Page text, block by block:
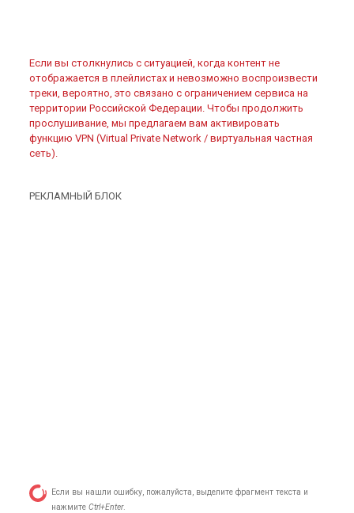
Если вы столкнулись с ситуацией, когда контент не
отображается в плейлистах и невозможно воспроизвести
треки, вероятно, это связано с ограничением сервиса на
территории Российской Федерации. Чтобы продолжить
прослушивание, мы предлагаем вам активировать
функцию VPN (Virtual Private Network / виртуальная частная
сеть).
РЕКЛАМНЫЙ БЛОК
Если вы нашли ошибку, пожалуйста, выделите фрагмент текста и
нажмите Ctrl+Enter.